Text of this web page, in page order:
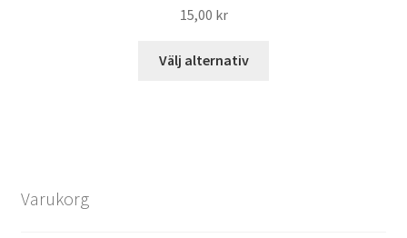
15,00 kr
Välj alternativ
Varukorg